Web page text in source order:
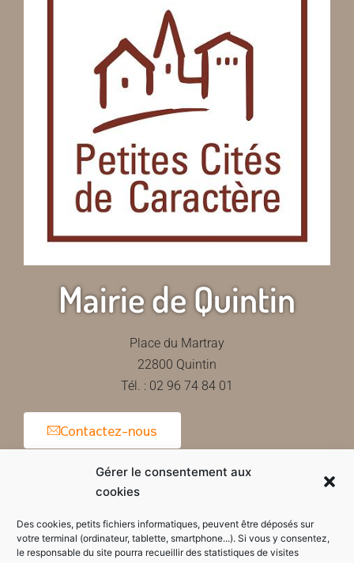
Gérer le consentement aux
cookies
Des cookies, petits fichiers informatiques, peuvent être déposés sur
votre terminal (ordinateur, tablette, smartphone...). Si vous y consentez,
le responsable du site pourra recueillir des statistiques de visites
Mairie de Quintin
Place du Martray
22800 Quintin
Tél. : 02 96 74 84 01
Contactez-nous
Horaires d'ouverture de la mairie